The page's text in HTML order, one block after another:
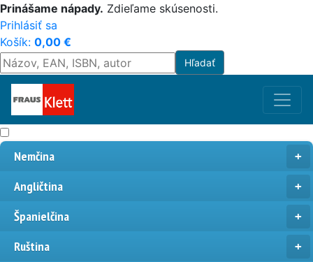
Prinášame nápady. Zdieľame skúsenosti.
Prihlásiť sa
Košík: 0,00 €
Nemčina
Angličtina
Španielčina
Ruština